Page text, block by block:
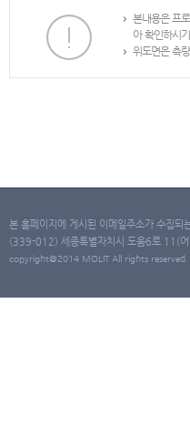
본내용은 프
아 확인하시
위도면은 측
본 홈페이지에 게시된 이메일주소가 수집되
(339-012) 세종특별자치시 도움6로 11(
copyright@2014 MOLIT All rights reserved.